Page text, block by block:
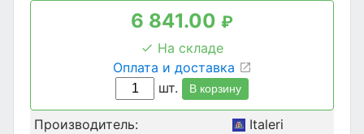
6 841.00 ₽
На складе
Оплата и доставка
шт.
В корзину
Производитель:
Italeri